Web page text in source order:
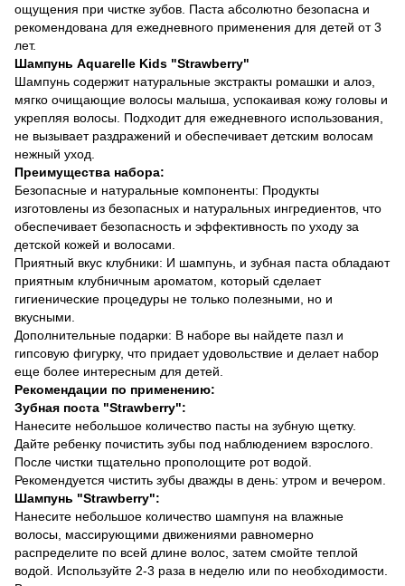
ощущения при чистке зубов. Паста абсолютно безопасна и
рекомендована для ежедневного применения для детей от 3
лет.
Шампунь Aquarelle Kids "Strawberry"
Шампунь содержит натуральные экстракты ромашки и алоэ,
мягко очищающие волосы малыша, успокаивая кожу головы и
укрепляя волосы. Подходит для ежедневного использования,
не вызывает раздражений и обеспечивает детским волосам
нежный уход.
Преимущества набора:
Безопасные и натуральные компоненты: Продукты
изготовлены из безопасных и натуральных ингредиентов, что
обеспечивает безопасность и эффективность по уходу за
детской кожей и волосами.
Приятный вкус клубники: И шампунь, и зубная паста обладают
приятным клубничным ароматом, который сделает
гигиенические процедуры не только полезными, но и
вкусными.
Дополнительные подарки: В наборе вы найдете пазл и
гипсовую фигурку, что придает удовольствие и делает набор
еще более интересным для детей.
Рекомендации по применению:
Зубная поста "Strawberry":
Нанесите небольшое количество пасты на зубную щетку.
Дайте ребенку почистить зубы под наблюдением взрослого.
После чистки тщательно прополощите рот водой.
Рекомендуется чистить зубы дважды в день: утром и вечером.
Шампунь "Strawberry":
Нанесите небольшое количество шампуня на влажные
волосы, массирующими движениями равномерно
распределите по всей длине волос, затем смойте теплой
водой. Используйте 2-3 раза в неделю или по необходимости.